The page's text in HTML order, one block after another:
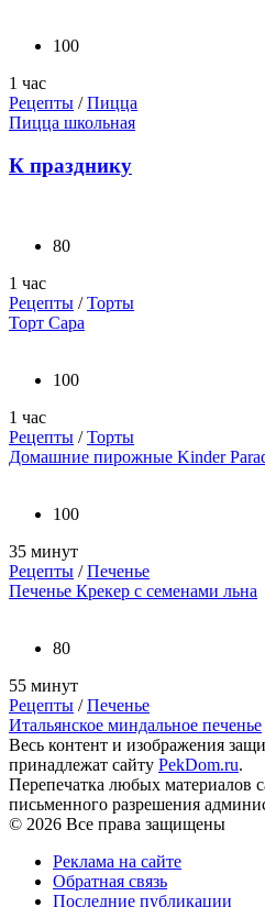
100
1 час
Рецепты /Пицца
Пицца школьная
К празднику
80
1 час
Рецепты /Торты
Торт Сара
100
1 час
Рецепты /Торты
Домашние пирожные Kinder
100
35 минут
Рецепты /Печенье
Печенье Крекер с семенами льна
80
55 минут
Рецепты /Печенье
Итальянское миндальное печенье
Весь контент и изображения
принадлежат сайту PekDom.ru.
Перепечатка любых материалов
письменного разрешения
© 2026 Все права защищены
Реклама на сайте
Обратная связь
Последние публикации